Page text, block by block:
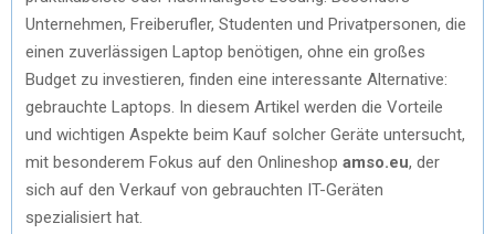
Unternehmen, Freiberufler, Studenten und Privatpersonen, die
einen zuverlässigen Laptop benötigen, ohne ein großes
Budget zu investieren, finden eine interessante Alternative:
gebrauchte Laptops. In diesem Artikel werden die Vorteile
und wichtigen Aspekte beim Kauf solcher Geräte untersucht,
mit besonderem Fokus auf den Onlineshop amso.eu, der
sich auf den Verkauf von gebrauchten IT-Geräten
spezialisiert hat.